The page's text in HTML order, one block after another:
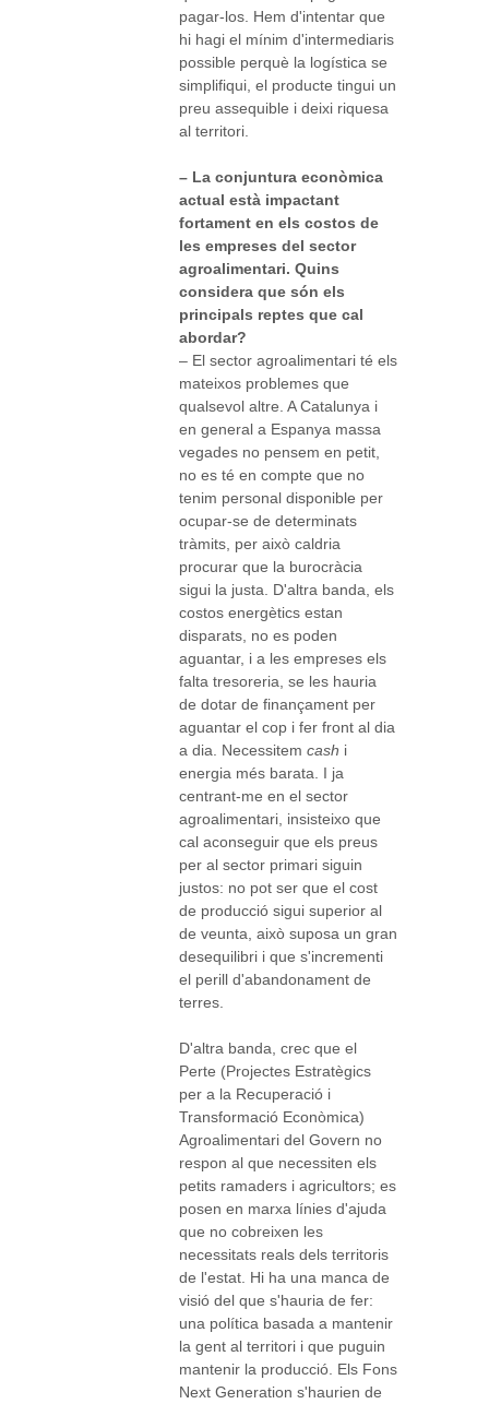
pagar-los. Hem d'intentar que
hi hagi el mínim d'intermediaris
possible perquè la logística se
simplifiqui, el producte tingui un
preu assequible i deixi riquesa
al territori.
– La conjuntura econòmica
actual està impactant
fortament en els costos de
les empreses del sector
agroalimentari. Quins
considera que són els
principals reptes que cal
abordar?
– El sector agroalimentari té els
mateixos problemes que
qualsevol altre. A Catalunya i
en general a Espanya massa
vegades no pensem en petit,
no es té en compte que no
tenim personal disponible per
ocupar-se de determinats
tràmits, per això caldria
procurar que la burocràcia
sigui la justa. D'altra banda, els
costos energètics estan
disparats, no es poden
aguantar, i a les empreses els
falta tresoreria, se les hauria
de dotar de finançament per
aguantar el cop i fer front al dia
a dia. Necessitem cash i
energia més barata. I ja
centrant-me en el sector
agroalimentari, insisteixo que
cal aconseguir que els preus
per al sector primari siguin
justos: no pot ser que el cost
de producció sigui superior al
de veunta, això suposa un gran
desequilibri i que s'incrementi
el perill d'abandonament de
terres.
D'altra banda, crec que el
Perte (Projectes Estratègics
per a la Recuperació i
Transformació Econòmica)
Agroalimentari del Govern no
respon al que necessiten els
petits ramaders i agricultors; es
posen en marxa línies d'ajuda
que no cobreixen les
necessitats reals dels territoris
de l'estat. Hi ha una manca de
visió del que s'hauria de fer:
una política basada a mantenir
la gent al territori i que puguin
mantenir la producció. Els Fons
Next Generation s'haurien de